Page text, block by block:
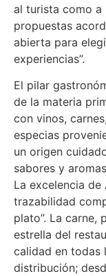
al turista como a
propuestas
abierta para
experiencias”.
El pilar
de la materia
con vinos,
especias
un origen
sabores y
La excelencia de
trazabilidad
plato”. La carne,
estrella del
calidad en todas
distribución;